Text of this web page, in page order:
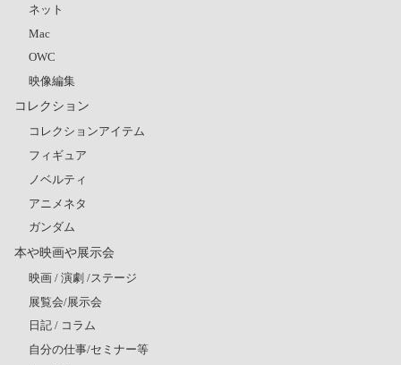
ネット
Mac
OWC
映像編集
コレクション
コレクションアイテム
フィギュア
ノベルティ
アニメネタ
ガンダム
本や映画や展示会
映画 / 演劇 /ステージ
展覧会/展示会
日記 / コラム
自分の仕事/セミナー等